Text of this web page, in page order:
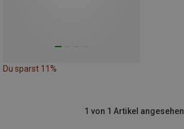
Du sparst 11%
1 von 1 Artikel angesehen